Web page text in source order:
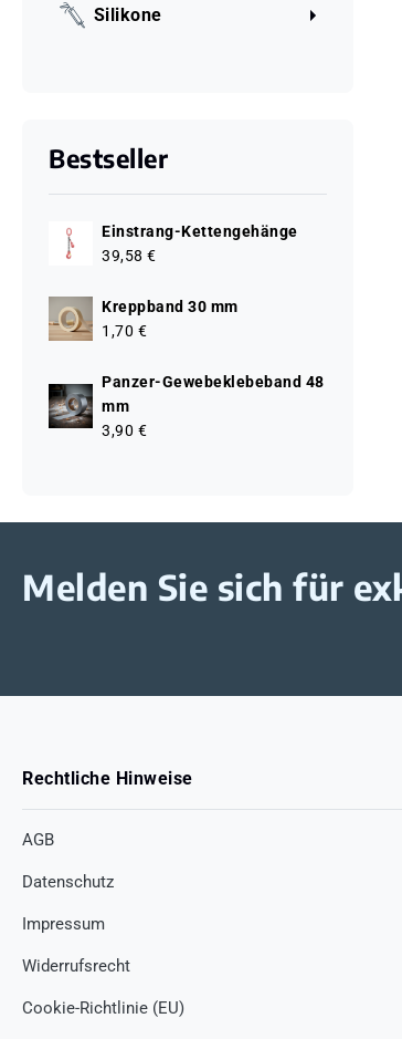
Silikone
Bestseller
Einstrang-Kettengehänge
39,58 €
Kreppband 30 mm
1,70 €
Panzer-Gewebeklebeband 48
mm
3,90 €
Melden Sie sich für
Rechtliche Hinweise
AGB
Datenschutz
Impressum
Widerrufsrecht
Cookie-Richtlinie (EU)